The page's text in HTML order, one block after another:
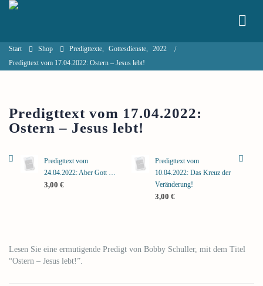
Start Shop Predigttexte, Gottesdienste,
2022
Predigttext vom 17.04.2022: Ostern – Jesus lebt!
Predigttext vom 17.04.2022:
Ostern – Jesus lebt!
Predigttext vom
24.04.2022: Aber Gott …
3,00 €
Predigttext vom
10.04.2022: Das Kreuz der
Veränderung!
3,00 €
Lesen Sie eine ermutigende Predigt von Bobby Schuller, mit dem Titel
“Ostern – Jesus lebt!”.